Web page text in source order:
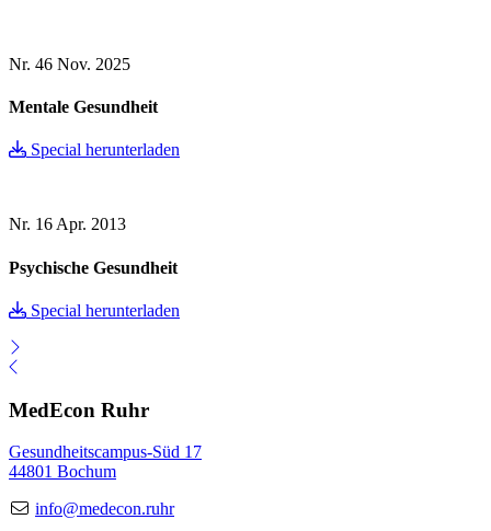
Nr. 46 Nov. 2025
Mentale Gesundheit
Special herunterladen
Nr. 16 Apr. 2013
Psychische Gesundheit
Special herunterladen
MedEcon Ruhr
Gesundheitscampus-Süd 17
44801 Bochum
info@medecon.ruhr